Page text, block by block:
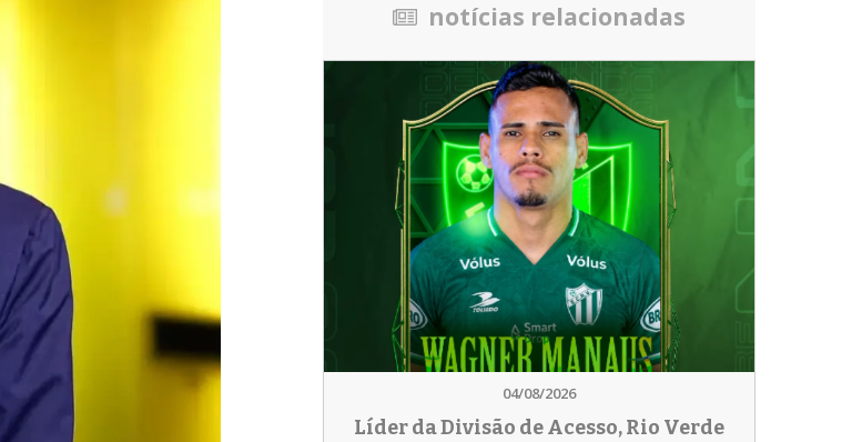
notícias relacionadas
04/08/2026
Líder da Divisão de Acesso, Rio Verde